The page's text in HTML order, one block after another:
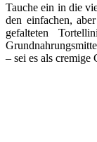
Tauche ein in die
den einfachen,
gefalteten
– sei es als cremige